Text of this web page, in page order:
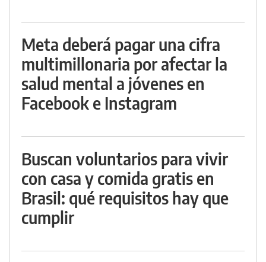
Meta deberá pagar una cifra
multimillonaria por afectar la
salud mental a jóvenes en
Facebook e Instagram
Buscan voluntarios para vivir
con casa y comida gratis en
Brasil: qué requisitos hay que
cumplir